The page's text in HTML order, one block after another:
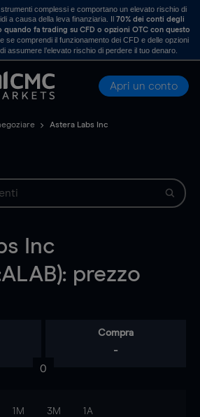
complessi e comportano un elevato rischio di
a causa della leva finanziaria. Il70% dei conti degli
fa trading su CFD o opzioni OTC con questo
se comprendi il funzionamento dei CFD e delle opzioni
assumere l’elevato rischio di perdere il tuo denaro.
Apri un conto
Astera Labs Inc
Inc
prezzo
Compra
-
0
1M 3M 1A